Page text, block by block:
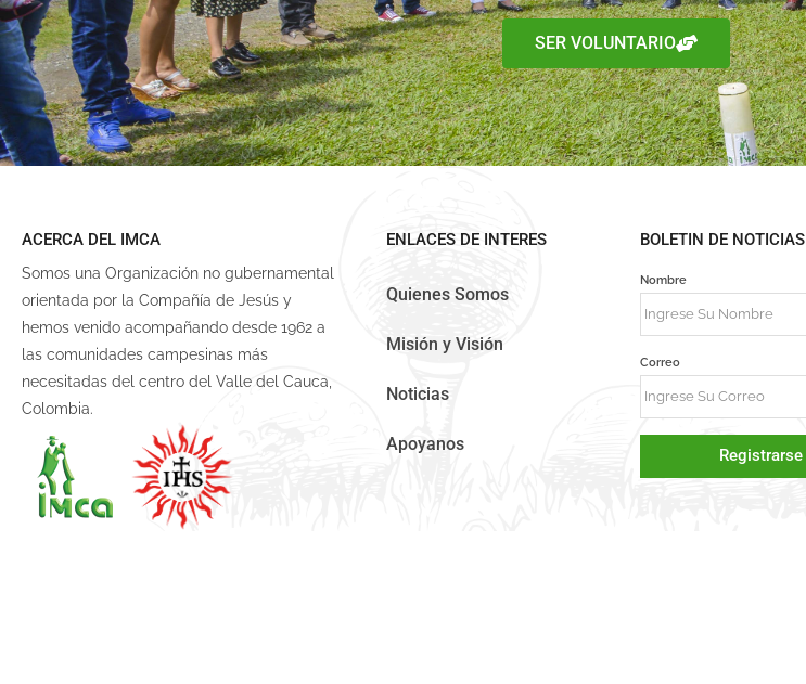
SER VOLUNTARIO
ACERCA DEL IMCA
Somos una Organización no gubernamental
orientada por la Compañía de Jesús y
hemos venido acompañando desde 1962 a
las comunidades campesinas más
necesitadas del centro del Valle del Cauca,
Colombia.
ENLACES DE INTERES
Quienes Somos
Misión y Visión
Noticias
Apoyanos
BOLETIN DE NOTICIAS
Nombre
Correo
Registrarse